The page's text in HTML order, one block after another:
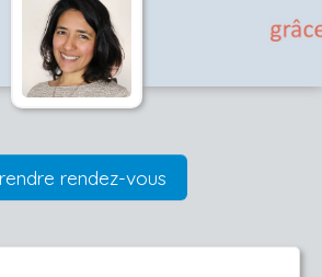
rendez-vous